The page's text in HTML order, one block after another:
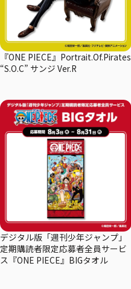
『ONE PIECE』Portrait.Of.Pirates
“S.O.C” サンジ Ver.R
デジタル版「週刊少年ジャンプ」
定期購読者限定応募者全員サービ
ス『ONE PIECE』BIGタオル